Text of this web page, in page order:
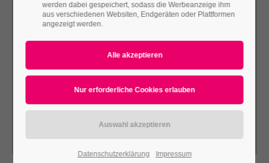
werden dabei gespeichert, sodass die Werbeanzeige ihm
aus verschiedenen Websiten, Endgeräten oder Plattformen
angezeigt werden.
Datenschutzerklärung Impressum